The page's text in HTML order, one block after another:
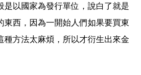
是以國家為發行單位，說白了就是
東西，因為一開始人們如果要買東
種方法太麻煩，所以才衍生出來金